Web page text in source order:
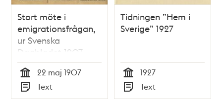
Stort möte i
emigrationsfrågan,
ur Svenska
Dagbladet 1907
Tid
22 maj 1907
Typ
Text
Tidningen ”Hem i
Sverige” 1927
Tid
1927
Typ
Text